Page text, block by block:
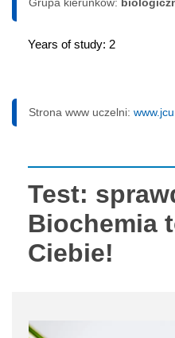
Years of study: 2
Strona www uczelni:
Test:
Biochemia
Ciebie!